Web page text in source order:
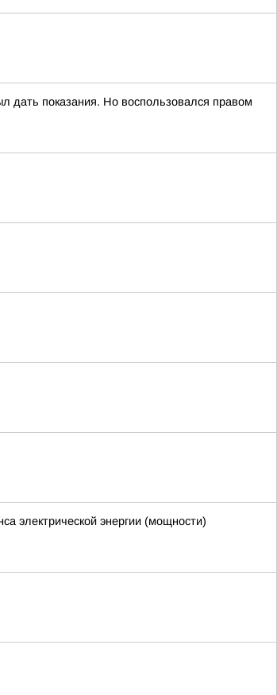
дать показания. Но воспользовался правом
электрической энергии (мощности)